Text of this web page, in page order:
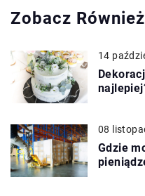
Zobacz Również
14
08
Gdzie